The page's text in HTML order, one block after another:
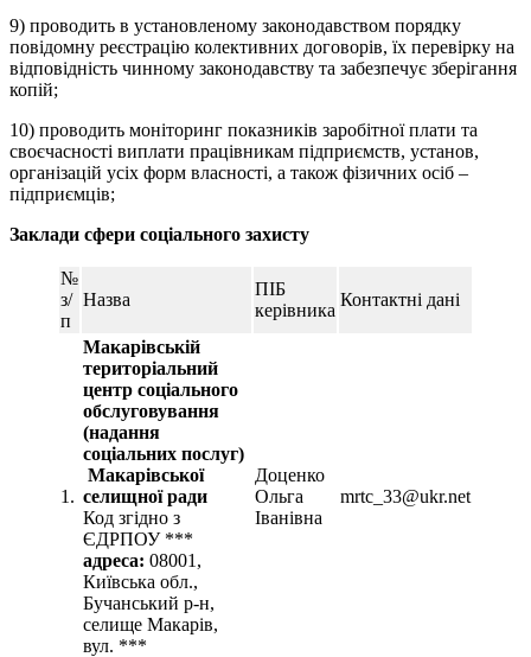
9) проводить в установленому законодавством порядку
повідомну реєстрацію колективних договорів, їх перевірку на
відповідність чинному законодавству та забезпечує зберігання
копій;
10) проводить моніторинг показників заробітної плати та
своєчасності виплати працівникам підприємств, установ,
організацій усіх форм власності, а також фізичних осіб –
підприємців;
Заклади сфери соціального захисту
№
з/
п
Назва
ПІБ
керівника
Контактні дані
1.
Макарівській
територіальний
центр соціального
обслуговування
(надання
соціальних послуг)
Макарівської
селищної ради
Код згідно з
ЄДРПОУ ***
адреса: 08001,
Київська обл.,
Бучанський р-н,
селище Макарів,
вул. ***
Доценко
Ольга
Іванівна
mrtc_33@ukr.net